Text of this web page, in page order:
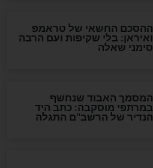
סגולות ריפוי - לא בטוח
שאתם מכירים אותו